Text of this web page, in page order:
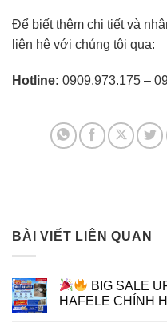
Để biết thêm chi tiết và
liên hệ với chúng tôi qua:
Hotline: 0909.973.175 –
BÀI VIẾT LIÊN QUAN
BIG SALE
HAFELE CHÍNH